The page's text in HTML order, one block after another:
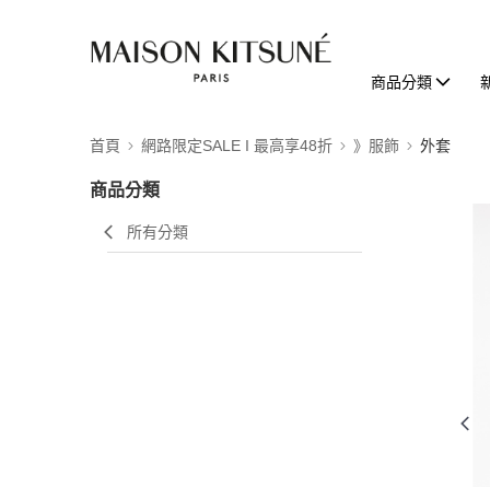
商品分類
首頁 網路限定SALE I 最高享48折 》服飾 外套
商品分類
所有分類